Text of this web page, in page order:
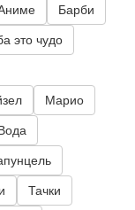
Барби
это чудо
Марио
Тачки